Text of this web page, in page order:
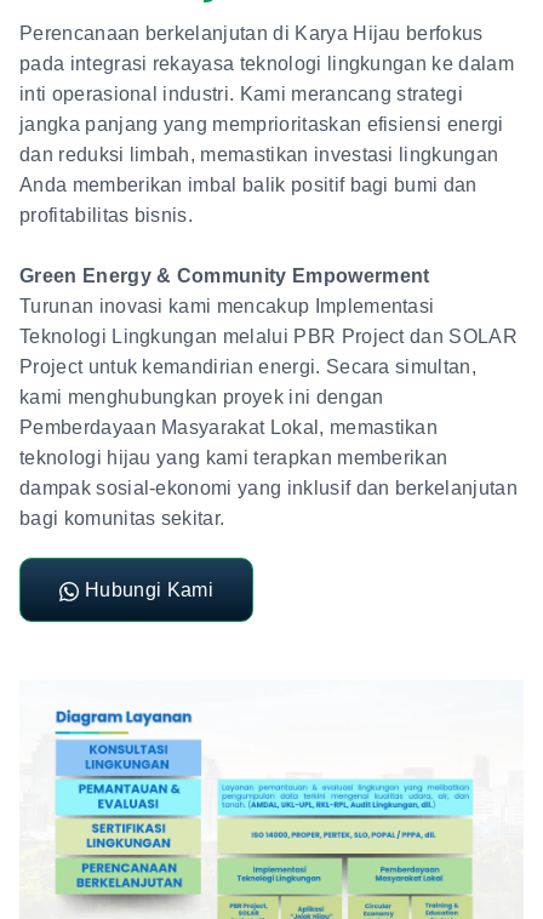
Perencanaan berkelanjutan di Karya Hijau berfokus
pada integrasi rekayasa teknologi lingkungan ke dalam
inti operasional industri. Kami merancang strategi
jangka panjang yang memprioritaskan efisiensi energi
dan reduksi limbah, memastikan investasi lingkungan
Anda memberikan imbal balik positif bagi bumi dan
profitabilitas bisnis.
Green Energy & Community Empowerment
Turunan inovasi kami mencakup Implementasi
Teknologi Lingkungan melalui PBR Project dan SOLAR
Project untuk kemandirian energi. Secara simultan,
kami menghubungkan proyek ini dengan
Pemberdayaan Masyarakat Lokal, memastikan
teknologi hijau yang kami terapkan memberikan
dampak sosial-ekonomi yang inklusif dan berkelanjutan
bagi komunitas sekitar.
Hubungi Kami